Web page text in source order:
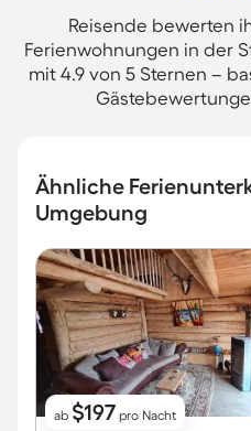
Reisende bewerten
Ferienwohnungen in der
mit 4.9 von 5 Sternen –
Ähnliche
Umgebung
ab $197 pro Nacht